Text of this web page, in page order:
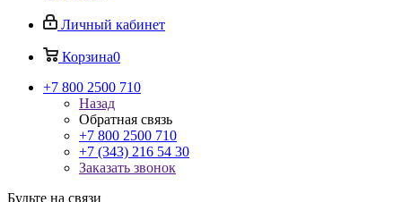
Личный кабинет
Корзина0
+7 800 2500 710
Назад
Обратная связь
+7 800 2500 710
+7 (343) 216 54 30
Заказать звонок
Будьте на связи